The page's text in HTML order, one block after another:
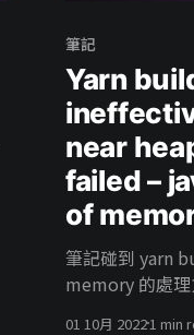
筆記
Yarn
near
failed –
of
筆記碰到 yarn
memory 的處
01 10月 20221 min